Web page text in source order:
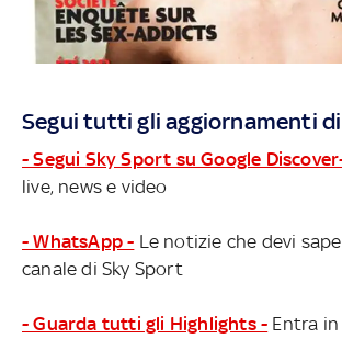
Segui tutti gli aggiornamenti
- Segui Sky Sport su Google
live, news e video
- WhatsApp - Le notizie che devi
canale di Sky Sport
- Guarda tutti gli Highlights - Entra in